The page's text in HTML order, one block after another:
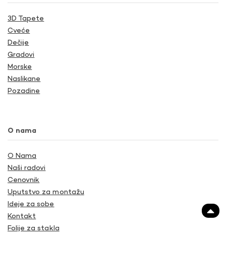
3D Tapete
Cveće
Dečije
Gradovi
Morske
Naslikane
Pozadine
O nama
O Nama
Naši radovi
Cenovnik
Uputstvo za montažu
Ideje za sobe
Kontakt
Folije za stakla